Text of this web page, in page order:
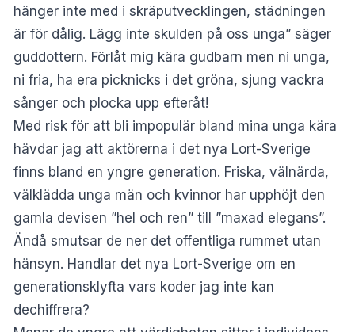
hänger inte med i skräputvecklingen, städningen
är för dålig. Lägg inte skulden på oss unga” säger
guddottern. Förlåt mig kära gudbarn men ni unga,
ni fria, ha era picknicks i det gröna, sjung vackra
sånger och plocka upp efteråt!
Med risk för att bli impopulär bland mina unga kära
hävdar jag att aktörerna i det nya Lort-Sverige
finns bland en yngre generation. Friska, välnärda,
välklädda unga män och kvinnor har upphöjt den
gamla devisen ”hel och ren” till ”maxad elegans”.
Ändå smutsar de ner det offentliga rummet utan
hänsyn. Handlar det nya Lort-Sverige om en
generationsklyfta vars koder jag inte kan
dechiffrera?